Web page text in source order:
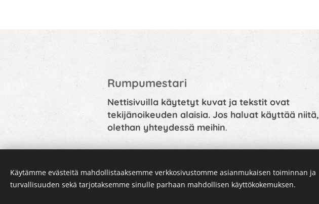
Rumpumestari
Nettisivuilla käytetyt kuvat ja tekstit ovat
tekijänoikeuden alaisia. Jos haluat käyttää niitä,
olethan yhteydessä meihin.
Käytämme evästeitä mahdollistaaksemme verkkosivustomme asianmukaisen toiminnan ja
turvallisuuden sekä tarjotaksemme sinulle parhaan mahdollisen käyttökokemuksen.